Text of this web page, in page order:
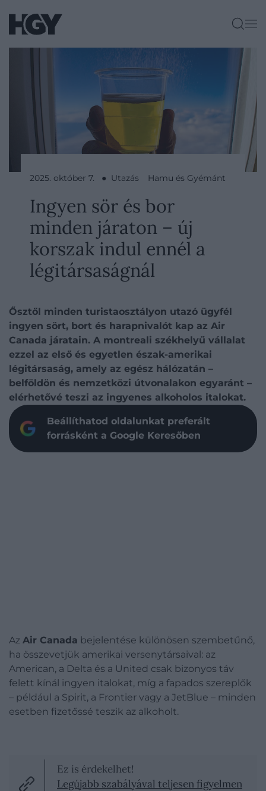
2025. október 7. ● Utazás Hamu és Gyémánt
Ingyen sör és bor
minden járaton – új
korszak indul ennél a
légitársaságnál
Ősztől minden turistaosztályon utazó ügyfél
ingyen sört, bort és harapnivalót kap az Air
Canada járatain. A montreali székhelyű vállalat
ezzel az első és egyetlen észak-amerikai
légitársaság, amely az egész hálózatán –
belföldön és nemzetközi útvonalakon egyaránt –
elérhetővé teszi az ingyenes alkoholos italokat.
Beállíthatod oldalunkat preferált
forrásként a Google Keresőben
Az Air Canada bejelentése különösen szembetűnő,
ha összevetjük amerikai versenytársaival: az
American, a Delta és a United csak bizonyos táv
felett kínál ingyen italokat, míg a fapados szereplők
– például a Spirit, a Frontier vagy a JetBlue – minden
esetben fizetőssé teszik az alkoholt.
Ez is érdekelhet!
Legújabb szabályával teljesen figyelmen